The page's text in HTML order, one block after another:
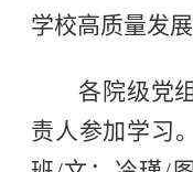
学校高质量发
各院级党
责人参加学习